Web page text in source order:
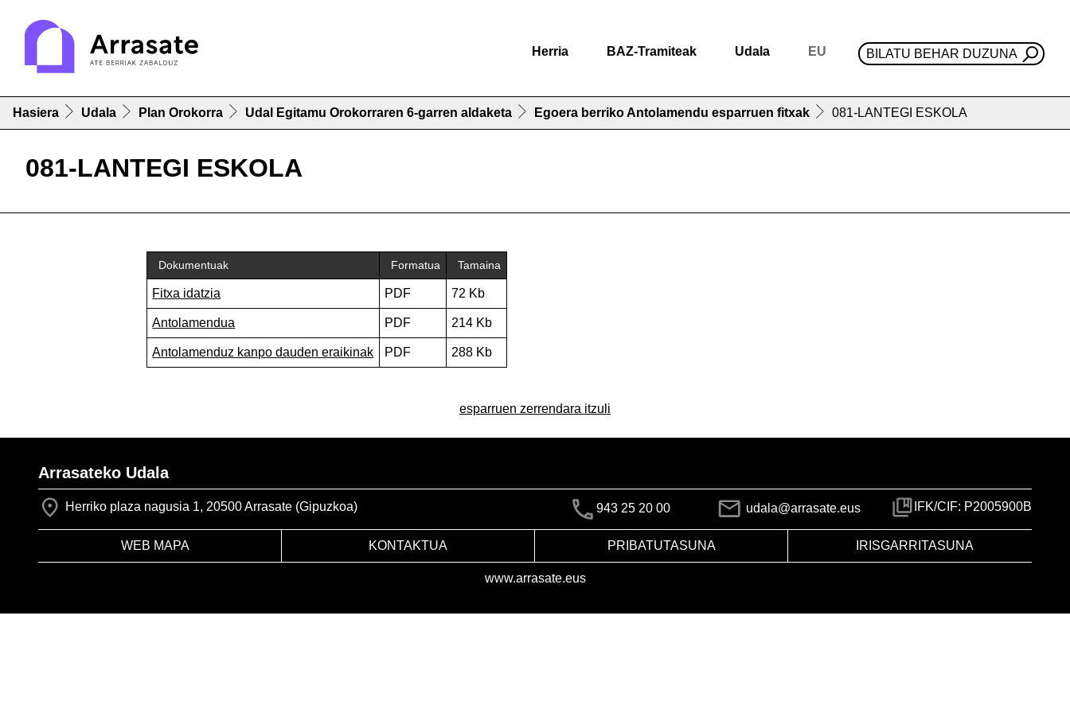
Herria BAZ-Tramiteak Udala EU BILATU BEHAR DUZUNA
Hasiera Udala Plan Orokorra Udal Egitamu Orokorraren 6-garren aldaketa Egoera berriko Antolamendu esparruen fitxak 081-LANTEGI ESKOLA
081-LANTEGI ESKOLA
Dokumentuak Formatua Tamaina
Fitxa idatzia PDF 72 Kb
Antolamendua PDF 214 Kb
Antolamenduz kanpo dauden eraikinak PDF 288 Kb
esparruen zerrendara itzuli
Arrasateko Udala
Herriko plaza nagusia 1, 20500 Arrasate (Gipuzkoa) 943 25 20 00 udala@arrasate.eus IFK/CIF: P2005900B
WEB MAPA KONTAKTUA PRIBATUTASUNA IRISGARRITASUNA
www.arrasate.eus